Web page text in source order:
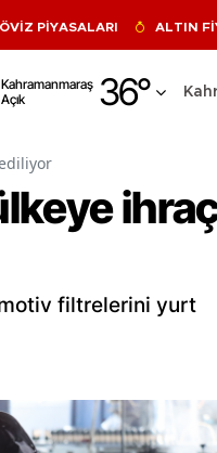
PİYASALARI ALTIN
Kahramanmaraş
Açık
36°
Adıyaman
Afyonkarahisar
Ağrı
filtrelerini yurt